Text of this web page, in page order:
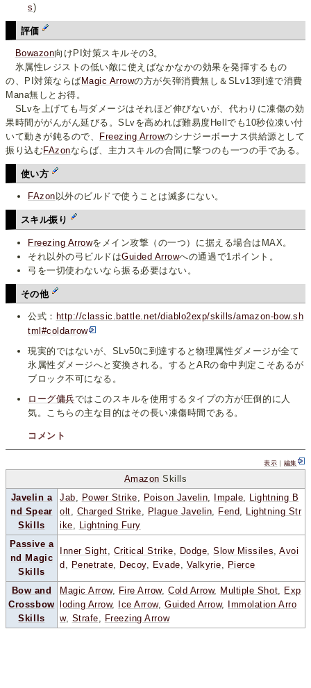
s)
評価
Bowazon向けPI対策スキルその3。
氷属性レジストの低い敵に使えばなかなかの効果を発揮するもの
の、PI対策ならば Magic Arrowの方が矢弾消費無し＆SLv13到達で消費
Mana無しとお得。
SLvを上げても与ダメージはそれほど伸びないが、代わりに凍傷の効
果時間ががんがん延びる。SLvを高めれば難易度Hellでも10秒位凍い付
いて動きが鈍るので、
Freezing Arrowのシナジーボーナス供給源として
振り込む FAzonならば、主力スキルの合間に撃つのも一つの手である。
使い方
FAzon 以外のビルドで使うことは滅多にない。
スキル振り
Freezing Arrowをメイン攻撃（の一つ）に据える場合はMAX。
それ以外の弓ビルドはGuided Arrowへの通過で1ポイント。
弓を一切使わないなら振る必要はない。
その他
公式： http://classic.battle.net/diablo2exp/skills/amazon-bow.sh
tml#coldarrow
現実的ではないが、SLv50に到達すると物理属性ダメージが全て
氷属性ダメージへと変換される。するとARの命中判定こそあるが
ブロック不可になる。
ローグ傭兵ではこのスキルを使用するタイプの方が圧倒的に人
気。こちらの主な目的はその長い凍傷時間である。
コメント
表示 ｜ 編集
Amazon Skills
Javelin a
nd Spear
Skills
Jab Power Strike Poison Javelin Impale
Lightning B
olt
Charged Strike Plague Javelin Fend
Lightning Str
ike
Lightning Fury
Passive a
nd Magic
Skills
Inner Sight Critical Strike Dodge ,Slow Missiles ,Avoi
d
Penetrate Decoy, Evade Valkyrie Pierce
Bow and
Crossbow
Skills
Magic Arrow, Fire Arrow,Cold Arrow, Multiple Shot
Exp
loding Arrow, Ice Arrow,Guided Arrow,
Immolation Arro
w, Strafe Freezing Arrow